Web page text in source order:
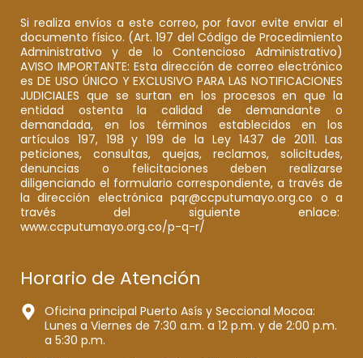
Si realiza envíos a este correo, por favor evite enviar el
documento físico. (Art. 197 del Código de Procedimiento
Administrativo y de lo Contencioso Administrativo)
AVISO IMPORTANTE: Esta dirección de correo electrónico
es DE USO ÚNICO Y EXCLUSIVO PARA LAS NOTIFICACIONES
JUDICIALES que se surtan en los procesos en que la
entidad ostenta la calidad de demandante o
demandada, en los términos establecidos en los
artículos 197, 198 y 199 de la Ley 1437 de 2011. Las
peticiones, consultas, quejas, reclamos, solicitudes,
denuncias o felicitaciones deben realizarse
diligenciando el formulario correspondiente, a través de
la dirección electrónica pqr@ccputumayo.org.co o a
través del siguiente enlace:
www.ccputumayo.org.co/p-q-r/
Horario de Atención
Oficina principal Puerto Asís y Seccional Mocoa:
Lunes a Viernes de 7:30 a.m. a 12 p.m. y de 2:00 p.m.
a 5:30 p.m.